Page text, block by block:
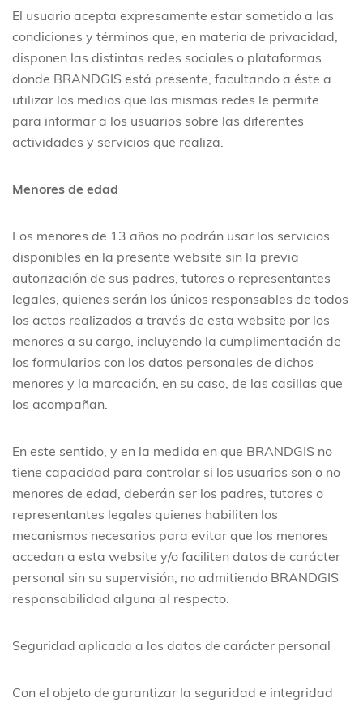
El usuario acepta expresamente estar sometido a las
condiciones y términos que, en materia de privacidad,
disponen las distintas redes sociales o plataformas
donde BRANDGIS está presente, facultando a éste a
utilizar los medios que las mismas redes le permite
para informar a los usuarios sobre las diferentes
actividades y servicios que realiza.
Menores de edad
Los menores de 13 años no podrán usar los servicios
disponibles en la presente website sin la previa
autorización de sus padres, tutores o representantes
legales, quienes serán los únicos responsables de todos
los actos realizados a través de esta website por los
menores a su cargo, incluyendo la cumplimentación de
los formularios con los datos personales de dichos
menores y la marcación, en su caso, de las casillas que
los acompañan.
En este sentido, y en la medida en que BRANDGIS no
tiene capacidad para controlar si los usuarios son o no
menores de edad, deberán ser los padres, tutores o
representantes legales quienes habiliten los
mecanismos necesarios para evitar que los menores
accedan a esta website y/o faciliten datos de carácter
personal sin su supervisión, no admitiendo BRANDGIS
responsabilidad alguna al respecto.
Seguridad aplicada a los datos de carácter personal
Con el objeto de garantizar la seguridad e integridad